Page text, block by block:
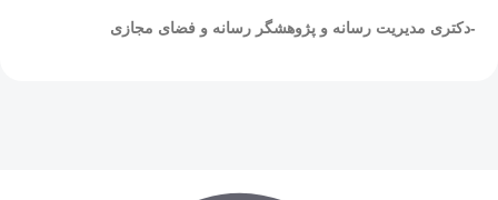
-دکتری مدیریت رسانه و پژوهشگر رسانه و فضای مجازی